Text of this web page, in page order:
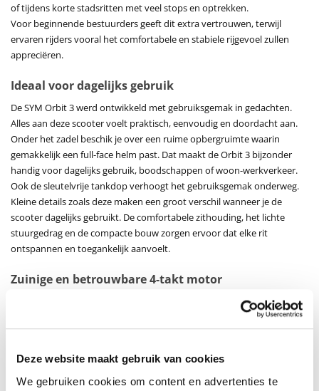
Deze website maakt gebruik van cookies
We gebruiken cookies om content en advertenties te
of tijdens korte stadsritten met veel stops en optrekken.
Voor beginnende bestuurders geeft dit extra vertrouwen, terwijl
ervaren rijders vooral het comfortabele en stabiele rijgevoel zullen
appreciëren.
Ideaal voor dagelijks gebruik
De SYM Orbit 3 werd ontwikkeld met gebruiksgemak in gedachten.
Alles aan deze scooter voelt praktisch, eenvoudig en doordacht aan.
Onder het zadel beschik je over een ruime opbergruimte waarin
gemakkelijk een full-face helm past. Dat maakt de Orbit 3 bijzonder
handig voor dagelijks gebruik, boodschappen of woon-werkverkeer.
Ook de sleutelvrije tankdop verhoogt het gebruiksgemak onderweg.
Kleine details zoals deze maken een groot verschil wanneer je de
scooter dagelijks gebruikt. De comfortabele zithouding, het lichte
stuurgedrag en de compacte bouw zorgen ervoor dat elke rit
ontspannen en toegankelijk aanvoelt.
Zuinige en betrouwbare 4-takt motor
De Orbit 3 wordt aangedreven door een betrouwbare 49,46 cc 4-takt
injectiemotor. De luchtgekoelde motor staat bekend om zijn lage
verbruik, stille werking en betrouwbare prestaties. De combinatie van
lange afstanden kan afleggen zonder constant te moeten tanken.